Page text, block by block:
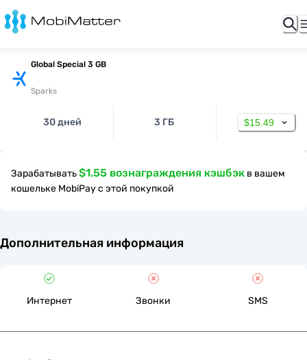
Global Special 3 GB
Sparks
30 дней 3 ГБ $15.49
Зарабатывать$1.55 вознаграждения кэшбэк в вашем
кошельке MobiPay с этой покупкой
Дополнительная информация
Интернет Звонки SMS